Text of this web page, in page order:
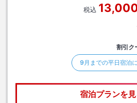
税込
割引ク
9月までの平日宿泊
宿泊プランを